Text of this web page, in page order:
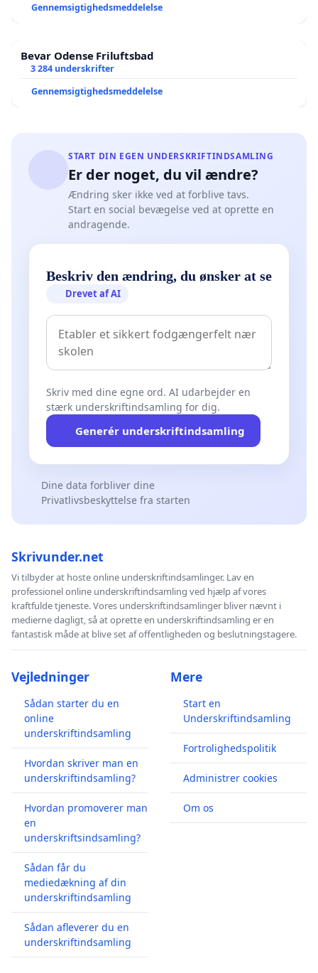
Gennemsigtighedsmeddelelse
Bevar Odense Friluftsbad
3 284 underskrifter
Gennemsigtighedsmeddelelse
START DIN EGEN UNDERSKRIFTINDSAMLING
Er der noget, du vil ændre?
Ændring sker ikke ved at forblive tavs.
Start en social bevægelse ved at oprette en
andragende.
Beskriv den ændring, du ønsker at se
Drevet af AI
Skriv med dine egne ord. AI udarbejder en
stærk underskriftindsamling for dig.
Generér underskriftindsamling
Dine data forbliver dine
Privatlivsbeskyttelse fra starten
Skrivunder.net
Vi tilbyder at hoste online underskriftindsamlinger. Lav en
professionel online underskriftindsamling ved hjælp af vores
kraftfulde tjeneste. Vores underskriftindsamlinger bliver nævnt i
medierne dagligt, så at oprette en underskriftindsamling er en
fantastisk måde at blive set af offentligheden og beslutningstagere.
Vejledninger
Sådan starter du en
online
underskriftindsamling
Hvordan skriver man en
underskriftindsamling?
Hvordan promoverer man
en
underskriftsindsamling?
Sådan får du
mediedækning af din
underskriftindsamling
Sådan afleverer du en
underskriftindsamling
Mere
Start en
Underskriftindsamling
Fortrolighedspolitik
Administrer cookies
Om os